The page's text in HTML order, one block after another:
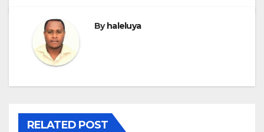
Byhaleluya
RELATED POST